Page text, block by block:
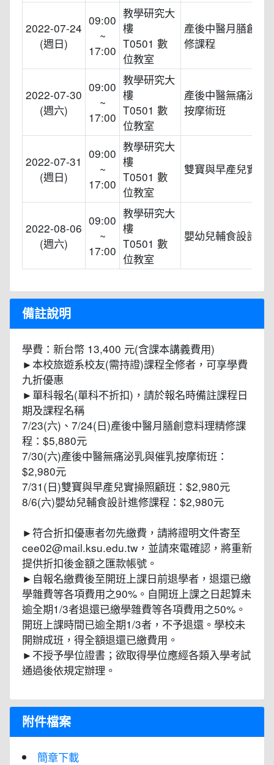
2022-07-24
(週日)
09:00
~
17:00
教學研究大
樓
T0501 數
位教室
產後中醫月膳創意
修課程
2022-07-30
(週六)
09:00
~
17:00
教學研究大
樓
T0501 數
位教室
產後中醫無痛泌乳
按摩術班
2022-07-31
(週日)
09:00
~
17:00
教學研究大
樓
T0501 數
位教室
雙寶與早產兒實操
2022-08-06
(週六)
09:00
~
17:00
教學研究大
樓
T0501 數
位教室
嬰幼兒輔食設計進
備註說明
學費：新台幣 13,400 元(含課本講義費用)
►本校旅遊系校友(需持證)課程全修者，可享學費
九折優惠
►單科報名(單科不折扣)，請於報名時備註課程日
期及課程名稱
7/23(六)、7/24(日)產後中醫月膳創意料理精修課
程：$5,880元
7/30(六)產後中醫無痛泌乳與催乳按摩術班：
$2,980元
7/31(日)雙寶與早產兒實操照顧班：$2,980元
8/6(六)嬰幼兒輔食設計進修課程：$2,980元
►符合折扣優惠者勿先繳費，請將證明文件寄至
cee02@mail.ksu.edu.tw，並請來電確認，將重新
提供折扣後金額之匯款帳號。
►自報名繳費後至開班上課日前退學者，退還已繳
學雜費等各項費用之90%。自開班上課之日起算未
逾全期1/3者退還已繳學雜費等各項費用之50%。
開班上課時間已逾全期1/3者，不予退還。學校未
開辦成班，得全額退還已繳費用。
►不授予學位證書；欲取得學位應經各類入學考試
通過後依規定辦理。
附件檔案
簡章下載